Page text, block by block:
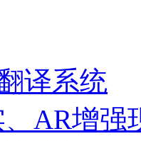
译系统
AR增强